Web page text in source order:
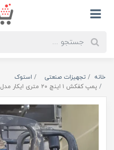
خانه تجهیزات صنعتی
استوک
پمپ کفکش ۱ اینچ ۲۰ متری ایکار مدل EICAR IC1.5-17-0.37 استوک